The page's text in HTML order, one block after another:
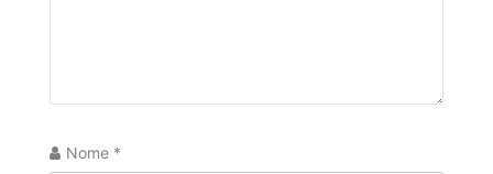
Nome *